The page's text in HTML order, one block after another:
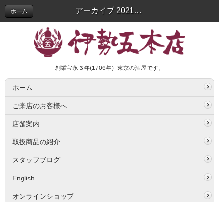
アーカイブ 2021年07月 | スタッフブログ
ホーム
創業宝永３年(1706年）東京の酒屋です。
ホーム
ご来店のお客様へ
店舗案内
取扱商品の紹介
スタッフブログ
English
オンラインショップ